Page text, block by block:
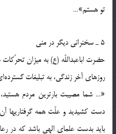
تو هستم»…
5 ـ سخنرانی دیگر در منی
حضرت اباعبداللّه (ع) به میزان
روزهای آخر زندگی، به تبلیغات
«… شما مصیبت بارترین مردم هستید،
دست کشیدید و علّت همه گرفتاریها
باید بدست علمای الهی باشد که در